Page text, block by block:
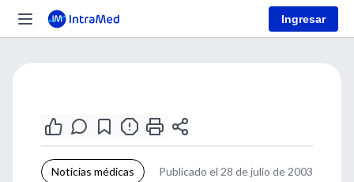
Ingresar
Noticias médicas
Publicado el 28 de julio de 2003